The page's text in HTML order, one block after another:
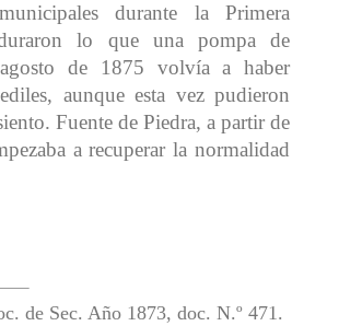
durante la Primera
lo que una pompa de
de 1875 volvía a haber
aunque esta vez pudieron
Fuente de Piedra, a partir de
a recuperar la normalidad
de Sec. Año 1873, doc. N.º 471.